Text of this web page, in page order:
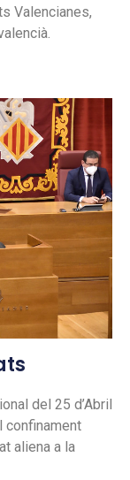
Valencianes,
del 25 d’Abril
confinament
aliena a la